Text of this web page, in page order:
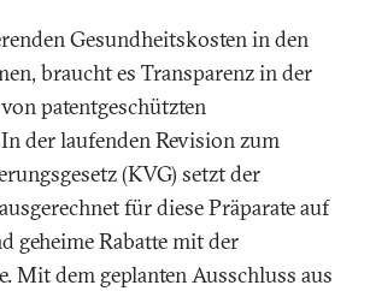
Gesundheitskosten in den
braucht es Transparenz in der
patentgeschützten
der laufenden Revision zum
(KVG) setzt der
für diese Präparate auf
geheime Rabatte mit der
Mit dem geplanten Ausschluss aus